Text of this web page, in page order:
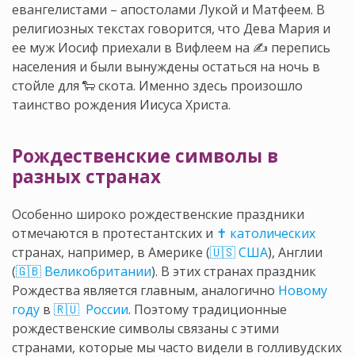
евангелистами – апостолами Лукой и Матфеем. В
религиозных текстах говорится, что Дева Мария и
ее муж Иосиф приехали в Вифлеем на ✍ перепись
населения и были вынуждены остаться на ночь в
стойле для 🐑 скота. Именно здесь произошло
таинство рождения Иисуса Христа.
Рождественские символы в
разных странах
Особенно широко рождественские праздники
отмечаются в протестантских и ✝ католических
странах, например, в Америке (🇺🇸 США), Англии
(🇬🇧 Великобритании). В этих странах праздник
Рождества является главным, аналогично Новому
году в 🇷🇺 России. Поэтому традиционные
рождественские символы связаны с этими
странами, которые мы часто видели в голливудских